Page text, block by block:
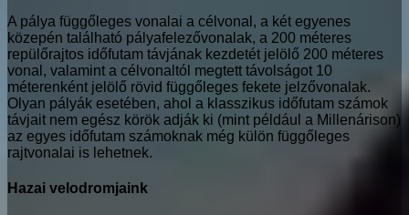
A pálya függőleges vonalai a célvonal, a két egyenes
közepén található pályafelezővonalak, a 200 méteres
repülőrajtos időfutam távjának kezdetét jelölő 200 méteres
vonal, valamint a célvonaltól megtett távolságot 10
méterenként jelölő rövid függőleges fekete jelzővonalak.
Olyan pályák esetében, ahol a klasszikus időfutam számok
távjait nem egész körök adják ki (mint például a Millenárison)
az egyes időfutam számoknak még külön függőleges
rajtvonalai is lehetnek.
Hazai velodromjaink